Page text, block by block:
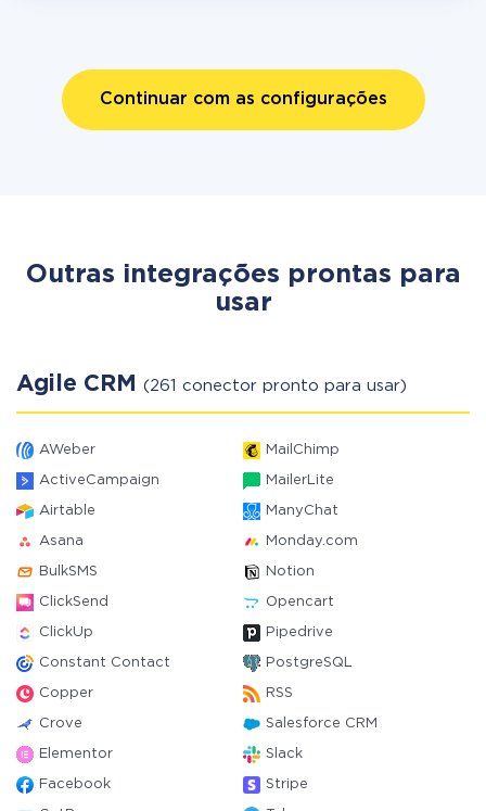
Continuar com as configurações
Outras integrações prontas para
usar
Agile CRM (261 conector pronto para usar)
AWeber MailChimp
ActiveCampaign MailerLite
Airtable ManyChat
Asana Monday.com
BulkSMS Notion
ClickSend Opencart
ClickUp Pipedrive
Constant Contact PostgreSQL
Copper RSS
Crove Salesforce CRM
Elementor Slack
Facebook Stripe